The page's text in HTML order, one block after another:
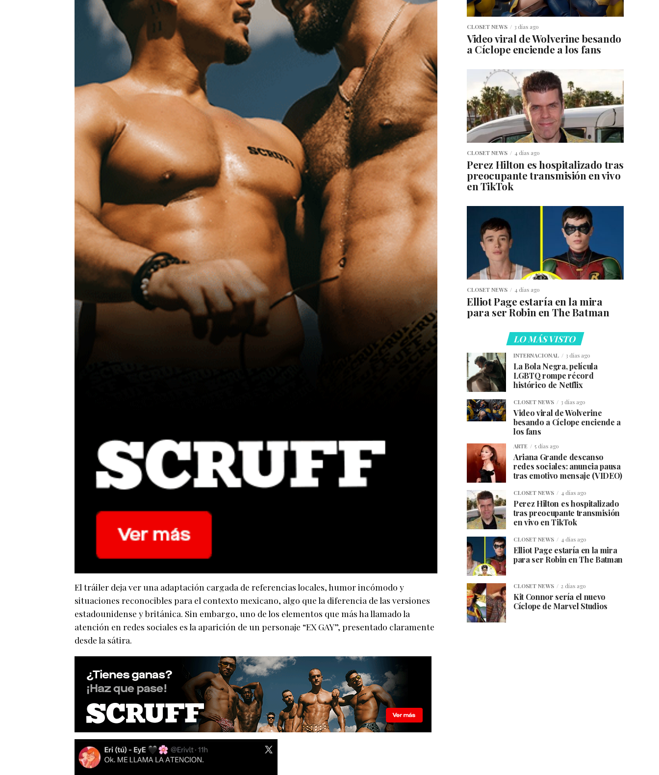
El tráiler deja ver una adaptación cargada de referencias locales, humor incómodo y
situaciones reconocibles para el contexto mexicano, algo que la diferencia de las versiones
estadounidense y británica. Sin embargo, uno de los elementos que más ha llamado la
atención en redes sociales es la aparición de un personaje “EX GAY”, presentado claramente
desde la sátira.
CLOSET NEWS 3 días ago
Video viral de Wolverine besando
a Cíclope enciende a los fans
CLOSET NEWS 4 días ago
Perez Hilton es hospitalizado tras
preocupante transmisión en vivo
en TikTok
CLOSET NEWS 4 días ago
Elliot Page estaría en la mira
para ser Robin en The Batman
LO MÁS VISTO
INTERNACIONAL 3 días ago
La Bola Negra, película
LGBTQ rompe récord
histórico de Netflix
CLOSET NEWS 3 días ago
Video viral de Wolverine
besando a Cíclope enciende a
los fans
ARTE 5 días ago
Ariana Grande descanso
redes sociales: anuncia pausa
tras emotivo mensaje (VIDEO)
CLOSET NEWS 4 días ago
Perez Hilton es hospitalizado
tras preocupante transmisión
en vivo en TikTok
CLOSET NEWS 4 días ago
Elliot Page estaría en la mira
para ser Robin en The Batman
CLOSET NEWS 2 días ago
Kit Connor sería el nuevo
Cíclope de Marvel Studios